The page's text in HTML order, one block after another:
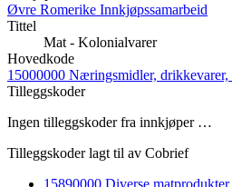
Øvre Romerike Innkjøpssamarbeid
Tittel
Mat - Kolonialvarer
Hovedkode
15000000 Næringsmidler,
Tilleggskoder
Ingen tilleggskoder fra innkjøper …
Tilleggskoder lagt til av Cobrief
15890000 Diverse